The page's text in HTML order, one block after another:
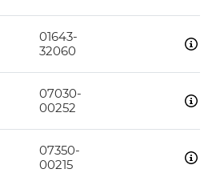
01643-
32060
07030-
00252
07350-
00215